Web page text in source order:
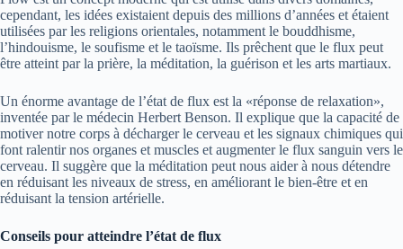
cependant, les idées existaient depuis des millions d’années et étaient
utilisées par les religions orientales, notamment le bouddhisme,
l’hindouisme, le soufisme et le taoïsme. Ils prêchent que le flux peut
être atteint par la prière, la méditation, la guérison et les arts martiaux.
Un énorme avantage de l’état de flux est la «réponse de relaxation»,
inventée par le médecin Herbert Benson. Il explique que la capacité de
motiver notre corps à décharger le cerveau et les signaux chimiques qui
font ralentir nos organes et muscles et augmenter le flux sanguin vers le
cerveau. Il suggère que la méditation peut nous aider à nous détendre
en réduisant les niveaux de stress, en améliorant le bien-être et en
réduisant la tension artérielle.
Conseils pour atteindre l’état de flux